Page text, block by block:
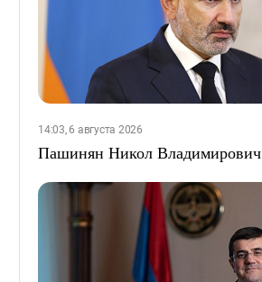
14:03, 6 августа 2026
Пашинян Никол Владимирович